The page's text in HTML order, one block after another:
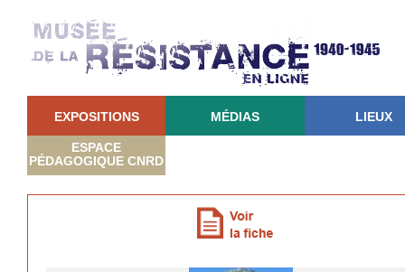
EXPOSITIONS MÉDIAS LIEUX
ESPACE
PÉDAGOGIQUE CNRD